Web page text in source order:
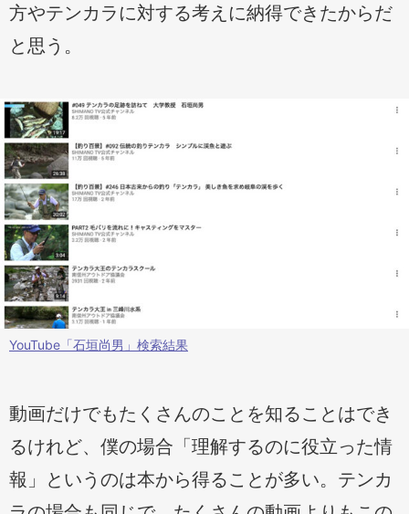
方やテンカラに対する考えに納得できたからだ
と思う。
YouTube「石垣尚男」検索結果
動画だけでもたくさんのことを知ることはでき
るけれど、僕の場合「理解するのに役立った情
報」というのは本から得ることが多い。テンカ